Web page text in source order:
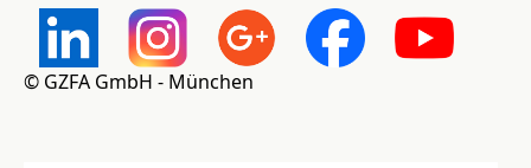
© GZFA GmbH - München